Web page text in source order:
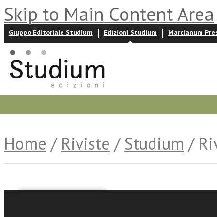
Skip to Main Content Area
Gruppo Editoriale Studium Edizioni Studium Marcianum
Home / Riviste / Studium /